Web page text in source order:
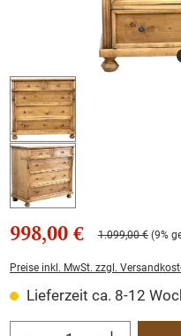
998,00 € 1.099,00 € (9%
Preise inkl. MwSt. zzgl.
Lieferzeit ca. 8-12
Produkt Anzahl: Gib den